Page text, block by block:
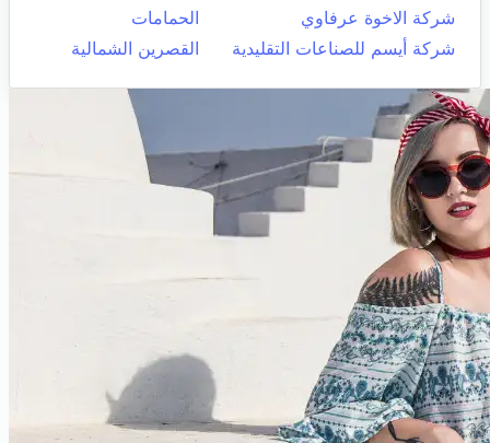
شركة الاخوة عرفاوي
الحمامات
شركة أيسم للصناعات التقليدية
القصرين الشمالية